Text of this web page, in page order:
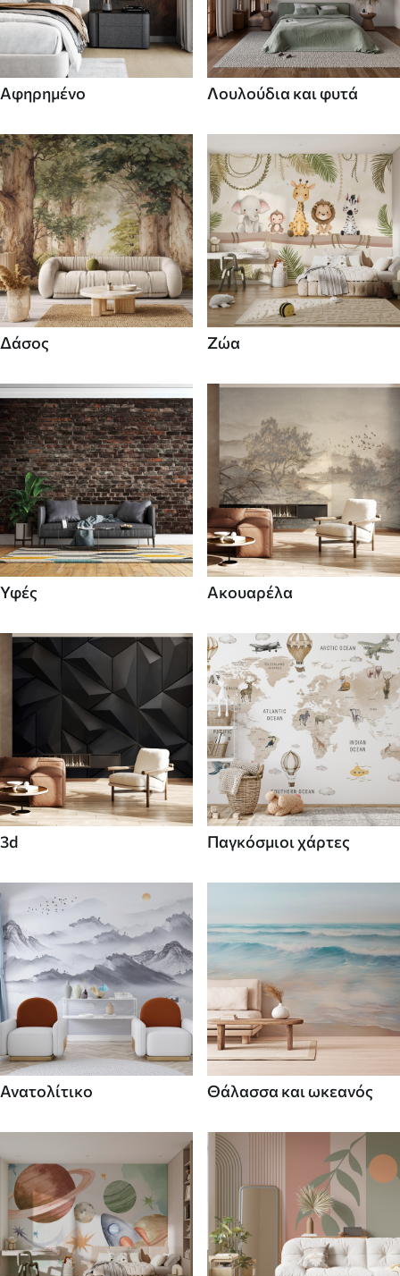
Αφηρημένο Λουλούδια και φυτά
Δάσος Ζώα
Υφές Ακουαρέλα
3d Παγκόσμιοι χάρτες
Ανατολίτικο Θάλασσα και ωκεανός